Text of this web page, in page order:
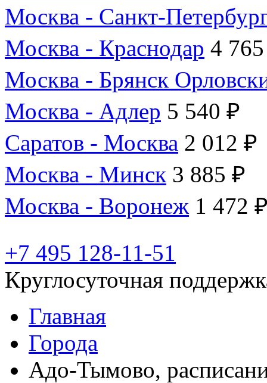
Москва - Санкт-
Москва - Краснодар 4
Москва - Брянск
Москва - Адлер 5 540 ₽
Саратов - Москва 2 012 ₽
Москва - Минск 3 885 ₽
Москва - Воронеж 1 472
+7 495 128-11-51
Круглосуточная
Главная
Города
Адо-Тымово,